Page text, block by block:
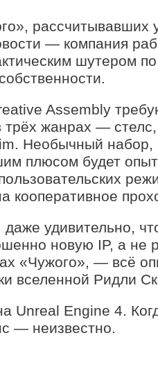
рассчитывавших
— компания
шутером
Assembly
жанрах — стелс,
Необычный набор,
плюсом будет
кооперативное
удивительно,
новую IP, а не
«Чужого», — всё
вселенной Ридли
Unreal Engine 4.
— неизвестно.